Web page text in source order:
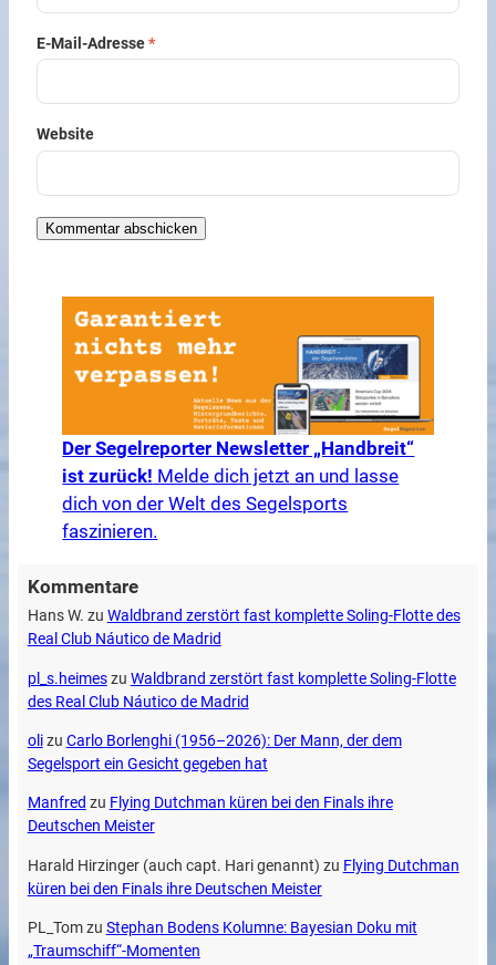
E-Mail-Adresse*
Website
Der Segelreporter Newsletter „Handbreit“
ist zurück! Melde dich jetzt an und lasse
dich von der Welt des Segelsports
faszinieren.
Kommentare
Hans W. zu Waldbrand zerstört fast komplette Soling-Flotte des
Real Club Náutico de Madrid
pl_s.heimeszu Waldbrand zerstört fast komplette Soling-Flotte
des Real Club Náutico de Madrid
olizu Carlo Borlenghi (1956–2026): Der Mann, der dem
Segelsport ein Gesicht gegeben hat
Manfred zu Flying Dutchman küren bei den Finals ihre
Deutschen Meister
Harald Hirzinger (auch capt. Hari genannt) zu Flying Dutchman
küren bei den Finals ihre Deutschen Meister
PL_Tomzu Stephan Bodens Kolumne: Bayesian Doku mit
„Traumschiff“-Momenten